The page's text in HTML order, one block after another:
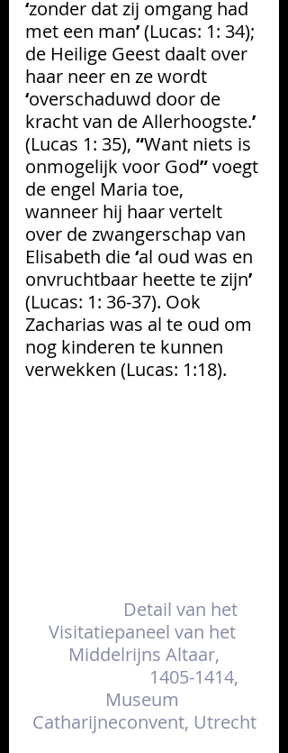
‘zonder dat zij omgang had
met een man’ (Lucas: 1: 34);
de Heilige Geest daalt over
haar neer en ze wordt
‘overschaduwd door de
kracht van de Allerhoogste.’
(Lucas 1: 35), “Want niets is
onmogelijk voor God” voegt
de engel Maria toe,
wanneer hij haar vertelt
over de zwangerschap van
Elisabeth die ‘al oud was en
onvruchtbaar heette te zijn’
(Lucas: 1: 36-37). Ook
Zacharias was al te oud om
nog kinderen te kunnen
verwekken (Lucas: 1:18).
Detail van het
Visitatiepaneel van het
Middelrijns Altaar,
Museum
Catharijneconvent, Utrecht